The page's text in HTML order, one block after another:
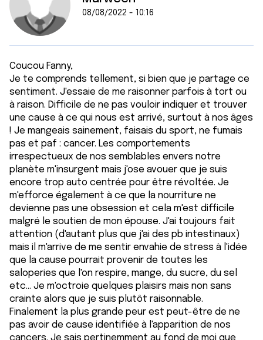
08/08/2022 - 10:16
Coucou Fanny,
Je te comprends tellement, si bien que je partage ce
sentiment. J'essaie de me raisonner parfois à tort ou
à raison. Difficile de ne pas vouloir indiquer et trouver
une cause à ce qui nous est arrivé, surtout à nos âges
! Je mangeais sainement, faisais du sport, ne fumais
pas et paf : cancer. Les comportements
irrespectueux de nos semblables envers notre
planète m'insurgent mais j'ose avouer que je suis
encore trop auto centrée pour être révoltée. Je
m'efforce également à ce que la nourriture ne
devienne pas une obsession et cela m'est difficile
malgré le soutien de mon épouse. J'ai toujours fait
attention (d'autant plus que j'ai des pb intestinaux)
mais il m'arrive de me sentir envahie de stress à l'idée
que la cause pourrait provenir de toutes les
saloperies que l'on respire, mange, du sucre, du sel
etc... Je m'octroie quelques plaisirs mais non sans
crainte alors que je suis plutôt raisonnable.
Finalement la plus grande peur est peut-être de ne
pas avoir de cause identifiée à l'apparition de nos
cancers. Je sais pertinemment au fond de moi que